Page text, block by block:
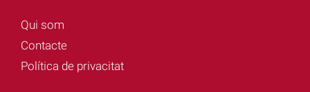
Qui som
Contacte
Política de privacitat